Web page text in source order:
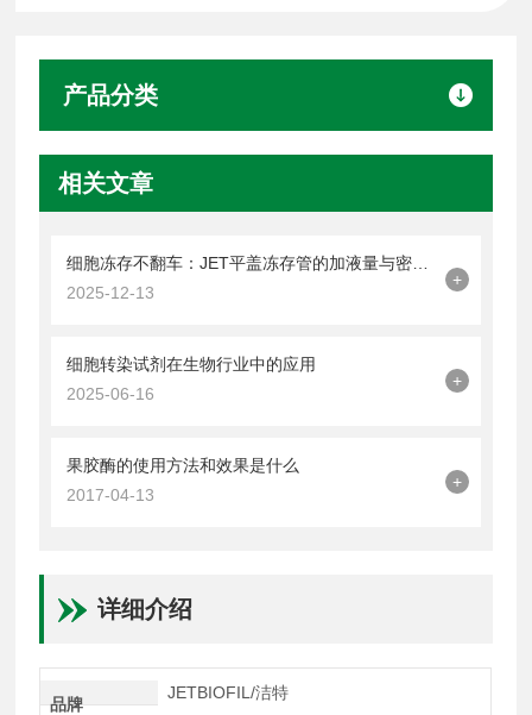
产品分类
相关文章
2025-12-13
+
细胞转染试剂在生物行业中的应用
2025-06-16
+
果胶酶的使用方法和效果是什么
2017-04-13
+
详细介绍
品牌
JETBIOFIL/洁特